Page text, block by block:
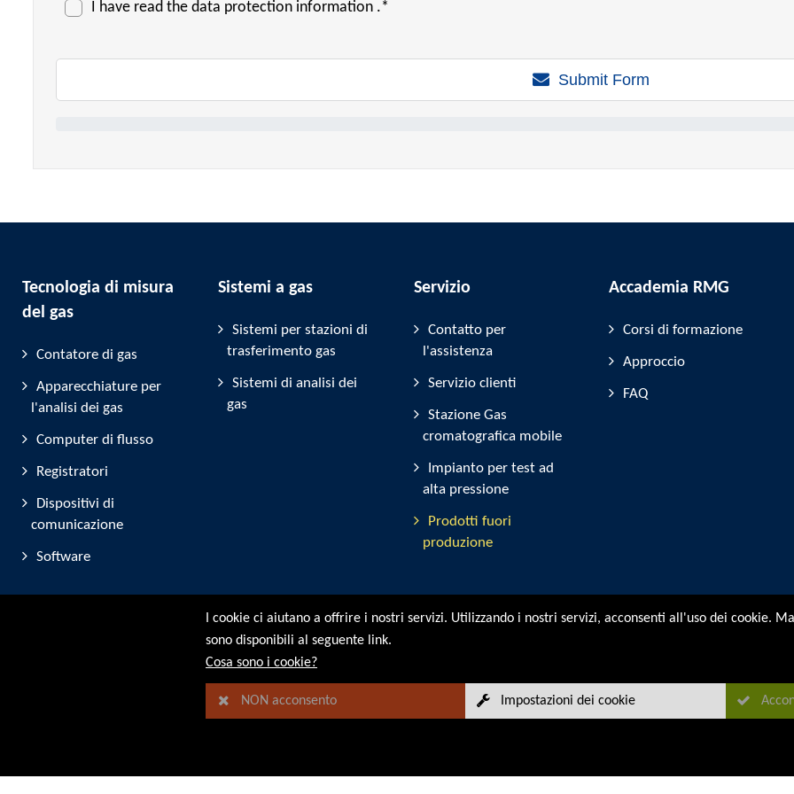
I have read the data protection information .*
Submit Form
Tecnologia di misura
del gas
Contatore di gas
Apparecchiature per
l'analisi dei gas
Computer di flusso
Registratori
Dispositivi di
comunicazione
Software
Sistemi a gas
Sistemi per stazioni di
trasferimento gas
Sistemi di analisi dei
gas
Servizio
Contatto per
l'assistenza
Servizio clienti
Stazione Gas
cromatografica mobile
Impianto per test ad
alta pressione
Prodotti fuori
produzione
Accademia RMG
Corsi di formazione
Approccio
FAQ
I cookie ci aiutano a offrire i nostri servizi. Utilizzando i nostri servizi, acconsenti all'uso dei cookie.
sono disponibili al seguente link.
Cosa sono i cookie?
NON acconsento Impostazioni dei cookie